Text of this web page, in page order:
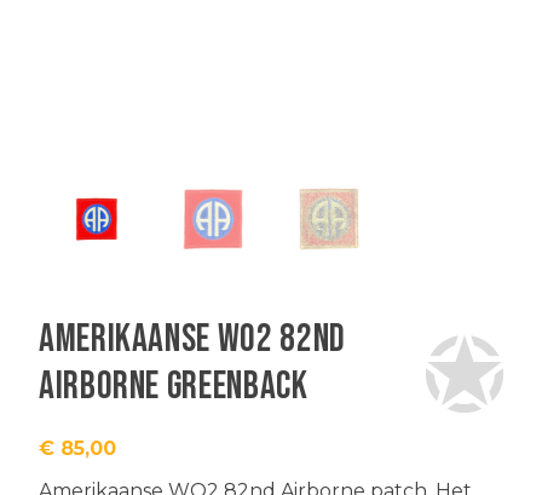
Amerikaanse WO2 82nd
Airborne Greenback
€ 85,00
Amerikaanse WO2 82nd Airborne patch. Het